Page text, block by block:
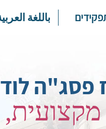
باللغة
פסג"ה לוד